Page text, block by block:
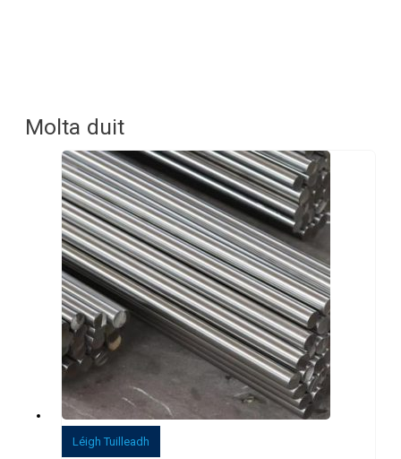
Molta duit
Léigh Tuilleadh